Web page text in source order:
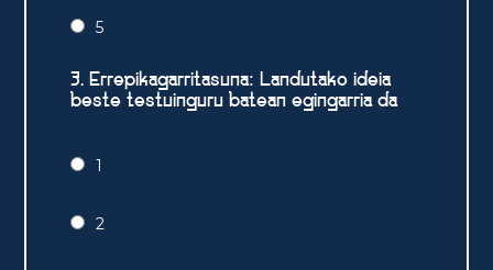
5
3. Errepikagarritasuna: Landutako ideia
beste testuinguru batean egingarria da
1
2